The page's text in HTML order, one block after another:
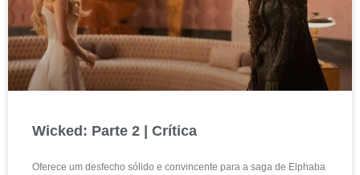
Wicked: Parte 2 | Crítica
Oferece um desfecho sólido e convincente para a saga de Elphaba